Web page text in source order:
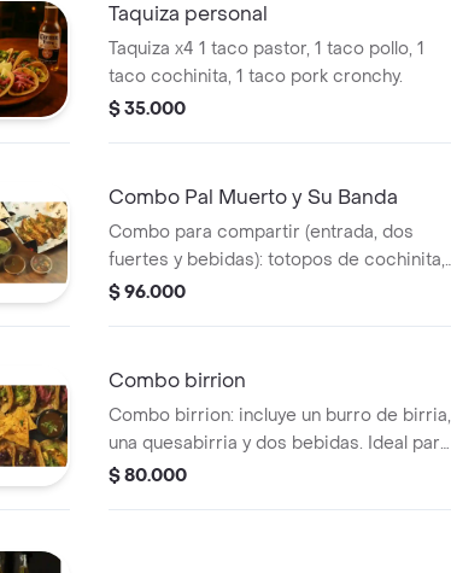
Taquiza personal
Taquiza x4 1 taco pastor, 1 taco pollo, 1
taco cochinita, 1 taco pork cronchy.
$ 35.000
Combo Pal Muerto y Su Banda
Combo para compartir (entrada, dos
fuertes y bebidas): totopos de cochinita,
taquiza personal, burro al pastor y dos
$ 96.000
Combo birrion
Combo birrion: incluye un burro de birria,
una quesabirria y dos bebidas. Ideal para
los amantes de la birria.
$ 80.000